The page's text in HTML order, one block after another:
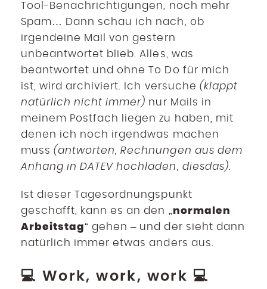
Tool-Benachrichtigungen, noch mehr
Spam… Dann schau ich nach, ob
irgendeine Mail von gestern
unbeantwortet blieb. Alles, was
beantwortet und ohne To Do für mich
ist, wird archiviert. Ich versuche (klappt
natürlich nicht immer) nur Mails in
meinem Postfach liegen zu haben, mit
denen ich noch irgendwas machen
muss(antworten, Rechnungen aus dem
Anhang in DATEV hochladen, diesdas)
Ist dieser Tagesordnungspunkt
geschafft, kann es an den „normalen
Arbeitstag“ gehen – und der sieht dann
natürlich immer etwas anders aus.
💻 Work, work, work 💻